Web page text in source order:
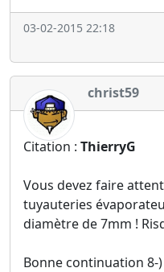
03-02-2015 22:18
christ59
Citation : ThierryG
Vous devez faire
tuyauteries
diamètre de 7mm !
Bonne continuation 8-)